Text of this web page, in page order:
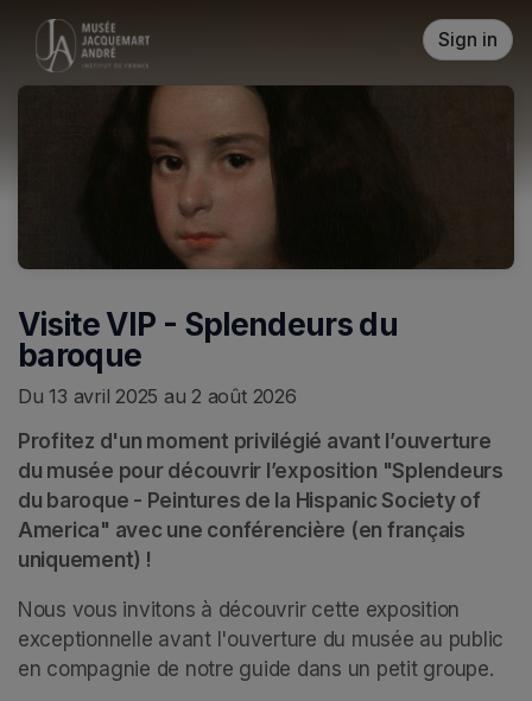
Skip header
Sign in
Visite VIP - Splendeurs du
baroque
Du 13 avril 2025 au 2 août 2026
Profitez d'un moment privilégié avant l’ouverture
du musée pour découvrir l’exposition "Splendeurs
du baroque - Peintures de la Hispanic Society of
America" avec une conférencière (en français
uniquement) !
Nous vous invitons à découvrir cette exposition
exceptionnelle avant l'ouverture du musée au public
en compagnie de notre guide dans un petit groupe.